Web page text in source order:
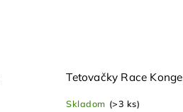
Tetovačky Race
Skladom (>3 ks)